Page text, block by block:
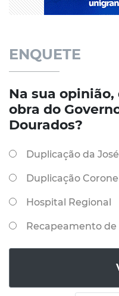
ENQUETE
Na sua
obra do
Dourados?
Duplicação da
Duplicação
Hospital Regional
Recapeamento de